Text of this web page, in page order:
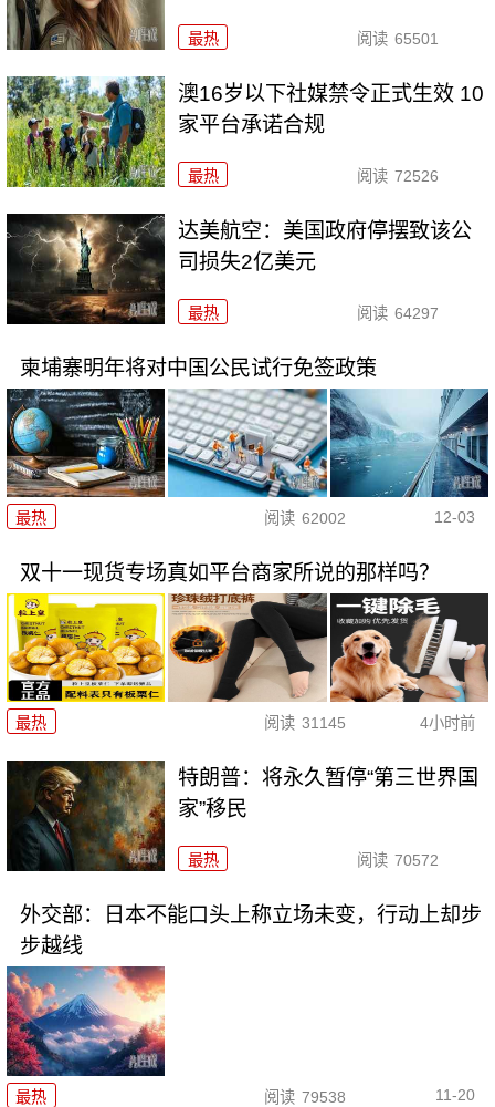
最热 阅读 65501
澳16岁以下社媒禁令正式生效 10
家平台承诺合规
最热 阅读 72526
达美航空：美国政府停摆致该公
司损失2亿美元
最热 阅读 64297
柬埔寨明年将对中国公民试行免签政策
最热 阅读 62002 12-03
双十一现货专场真如平台商家所说的那样吗？
最热 阅读 31145 4小时前
特朗普：将永久暂停“第三世界国
家”移民
最热 阅读 70572
外交部：日本不能口头上称立场未变，行动上却步
步越线
最热 阅读 79538 11-20